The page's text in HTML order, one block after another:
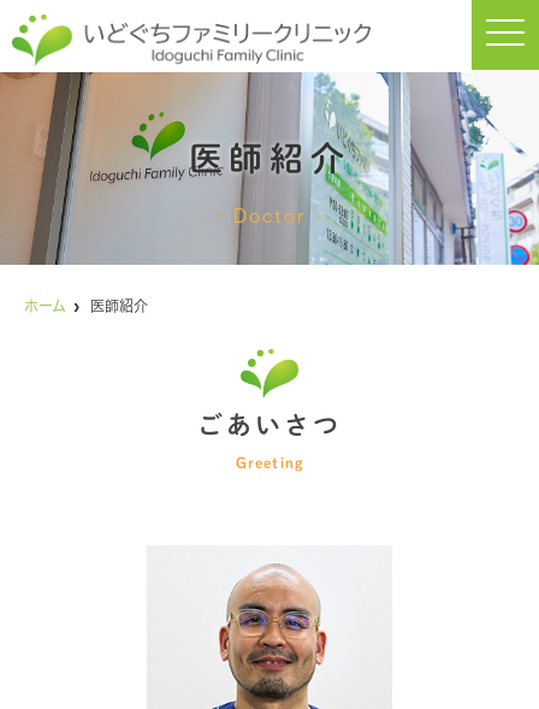
t
o
v
i
g
a
t
i
医師紹介
Doctor
ホーム 医師紹介
ごあいさつ
Greeting